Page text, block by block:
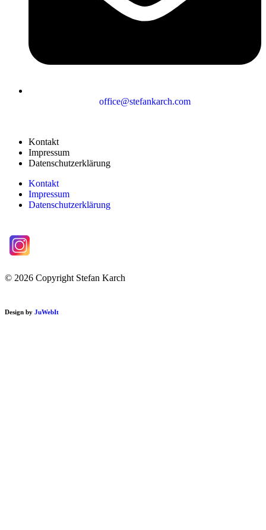
office@stefankarch.com
Kontakt
Impressum
Datenschutzerklärung
Kontakt
Impressum
Datenschutzerklärung
© 2026 Copyright Stefan Karch
Design by JuWebIt